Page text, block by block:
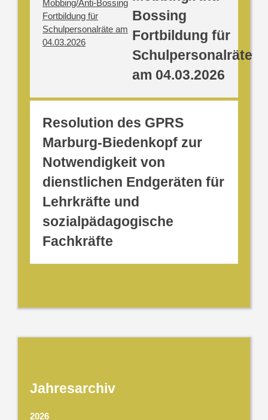
Bossing
Fortbildung für
Schulpersonalräte
am 04.03.2026
Resolution des GPRS
Marburg-Biedenkopf zur
Notwendigkeit von
dienstlichen Endgeräten für
Lehrkräfte und
sozialpädagogische
Fachkräfte
Jahresarchiv
2026